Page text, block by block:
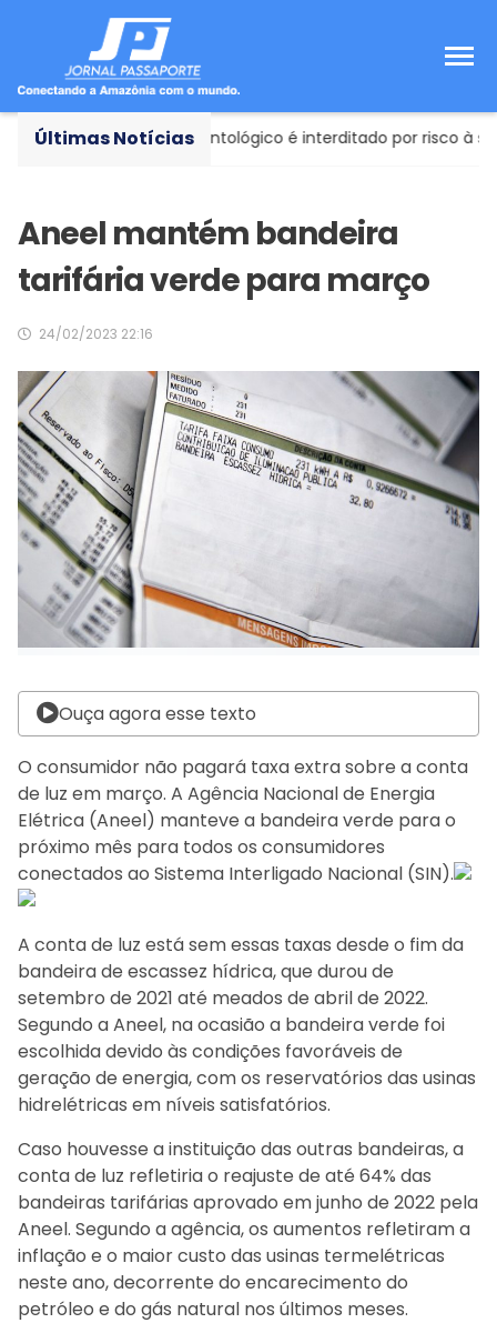
Últimas Notícias
- Consultório odontológico é interditado por risco à saúde
Aneel mantém bandeira
tarifária verde para março
24/02/2023 22:16
Ouça agora esse texto
O consumidor não pagará taxa extra sobre a conta
de luz em março. A Agência Nacional de Energia
Elétrica (Aneel) manteve a bandeira verde para o
próximo mês para todos os consumidores
conectados ao Sistema Interligado Nacional (SIN).
A conta de luz está sem essas taxas desde o fim da
bandeira de escassez hídrica, que durou de
setembro de 2021 até meados de abril de 2022.
Segundo a Aneel, na ocasião a bandeira verde foi
escolhida devido às condições favoráveis de
geração de energia, com os reservatórios das usinas
hidrelétricas em níveis satisfatórios.
Caso houvesse a instituição das outras bandeiras, a
conta de luz refletiria o reajuste de até 64% das
bandeiras tarifárias aprovado em junho de 2022 pela
Aneel. Segundo a agência, os aumentos refletiram a
inflação e o maior custo das usinas termelétricas
neste ano, decorrente do encarecimento do
petróleo e do gás natural nos últimos meses.